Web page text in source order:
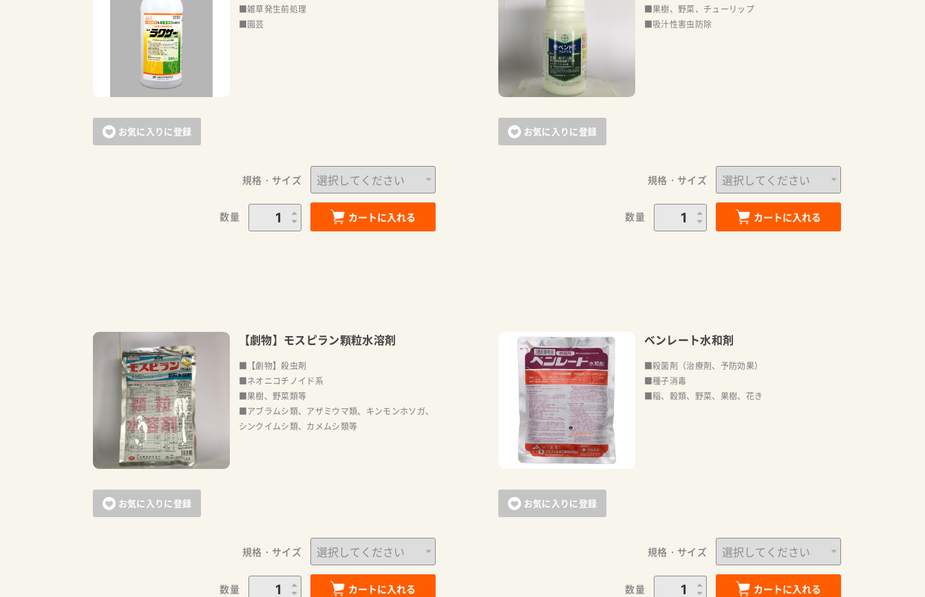
お気に入りに登録
■雑草発生前処理
■園芸
規格・サイズ
数量 カートに入れる
お気に入りに登録
■果樹、野菜、チューリップ
■吸汁性害虫防除
規格・サイズ
数量 カートに入れる
お気に入りに登録
【劇物】モスピラン顆粒水溶剤
■【劇物】殺虫剤
■ネオニコチノイド系
■果樹、野菜類等
■アブラムシ類、アザミウマ類、キンモンホソガ、
シンクイムシ類、カメムシ類等
規格・サイズ
数量 カートに入れる
お気に入りに登録
ベンレート水和剤
■殺菌剤（治療剤、予防効果）
■種子消毒
■稲、穀類、野菜、果樹、花き
規格・サイズ
数量 カートに入れる
カートへ進む